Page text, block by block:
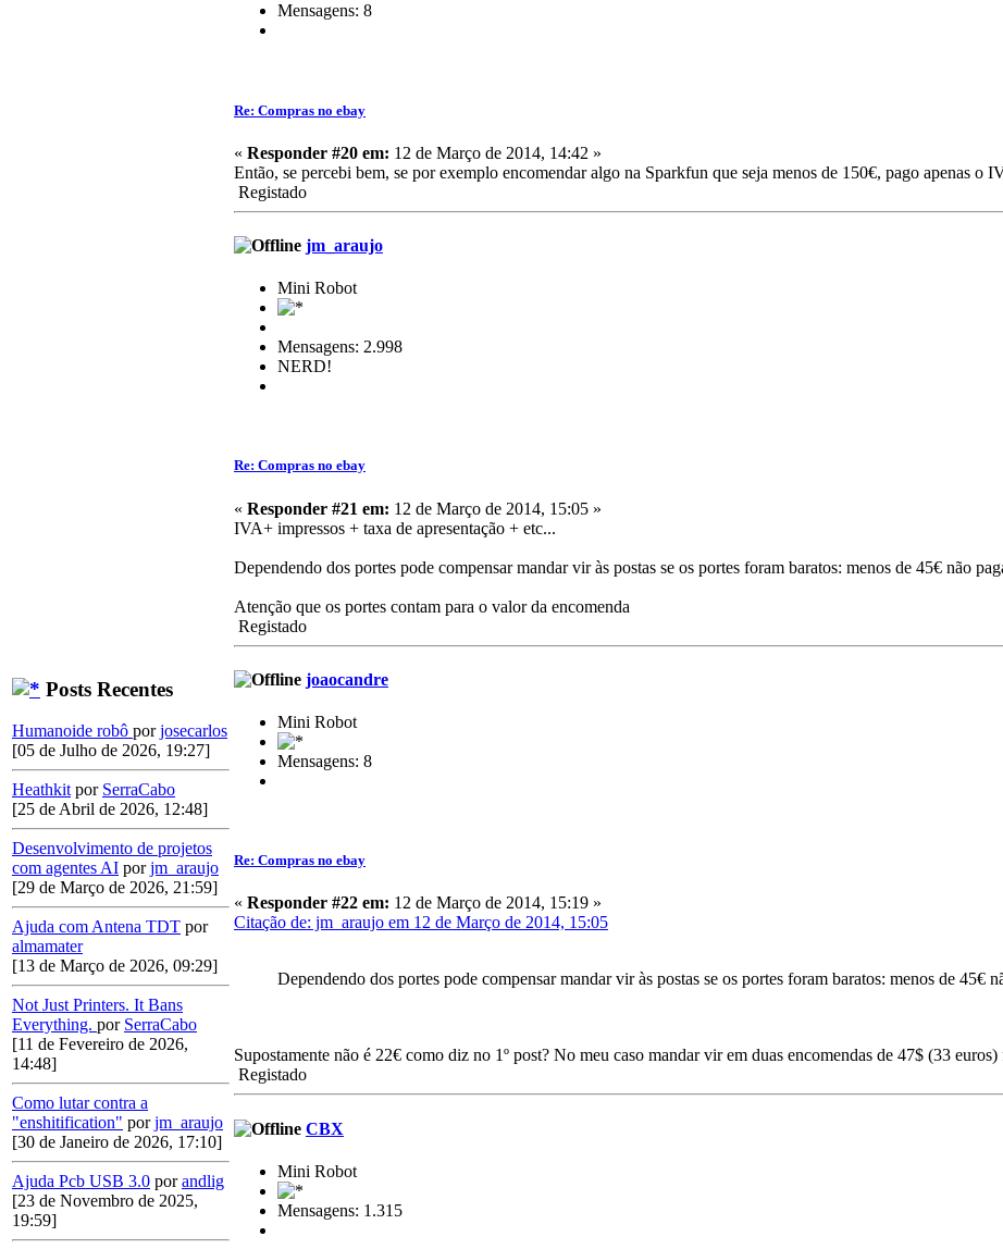
Posts Recentes
Humanoide robô porjosecarlos
[05 de Julho de 2026, 19:27]
Heathkit por SerraCabo
[25 de Abril de 2026, 12:48]
Desenvolvimento de projetos
com agentes AI porjm_araujo
[29 de Março de 2026, 21:59]
Ajuda com Antena TDT por
almamater
[13 de Março de 2026, 09:29]
Not Just Printers. It Bans
Everything. por SerraCabo
[11 de Fevereiro de 2026,
14:48]
Como lutar contra a
"enshitification" porjm_araujo
[30 de Janeiro de 2026, 17:10]
Ajuda Pcb USB 3.0 porandlig
[23 de Novembro de 2025,
19:59]
Mensagens: 8
Re: Compras no ebay
« Responder #20 em: 12 de Março de 2014, 14:42 »
Então, se percebi bem, se por exemplo encomendar algo na Sparkfun que seja menos de 150€, pago apenas o
Registado
jm_araujo
Mini Robot
Mensagens: 2.998
NERD!
Re: Compras no ebay
« Responder #21 em: 12 de Março de 2014, 15:05 »
IVA+ impressos + taxa de apresentação + etc...
Dependendo dos portes pode compensar mandar vir às postas se os portes foram baratos: menos de 45€ não
Atenção que os portes contam para o valor da encomenda
Registado
joaocandre
Mini Robot
Mensagens: 8
Re: Compras no ebay
« Responder #22 em: 12 de Março de 2014, 15:19 »
Citação de: jm_araujo em 12 de Março de 2014, 15:05
Dependendo dos portes pode compensar mandar vir às postas se os portes foram baratos: menos de 45€
Supostamente não é 22€ como diz no 1º post? No meu caso mandar vir em duas encomendas de 47$ (33
Registado
CBX
Mini Robot
Mensagens: 1.315